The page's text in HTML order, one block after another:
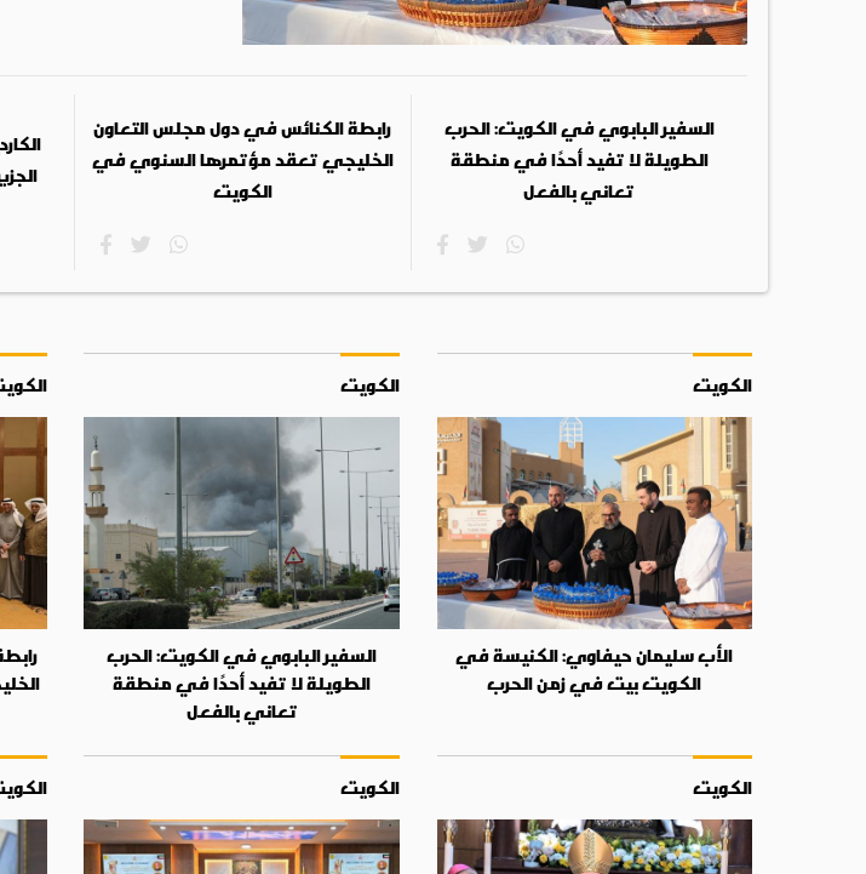
السفير البابوي في الكويت: الحرب
الطويلة لا تفيد أحدًا في منطقة
تعاني بالفعل
رابطة الكنائس في دول مجلس التعاون
الخليجي تعقد مؤتمرها السنوي في
الكويت
الكويت
الأب سليمان حيفاوي: الكنيسة في
الكويت بيت في زمن الحرب
الكويت
السفير البابوي في الكويت: الحرب
الطويلة لا تفيد أحدًا في منطقة
تعاني بالفعل
الكويت الكويت